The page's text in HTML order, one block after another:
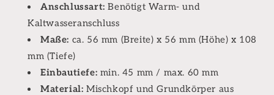
Anschlussart: Benötigt Warm- und
Kaltwasseranschluss
Maße: ca. 56 mm (Breite) x 56 mm (Höhe) x 108
mm (Tiefe)
Einbautiefe: min. 45 mm / max. 60 mm
Material: Mischkopf und Grundkörper aus